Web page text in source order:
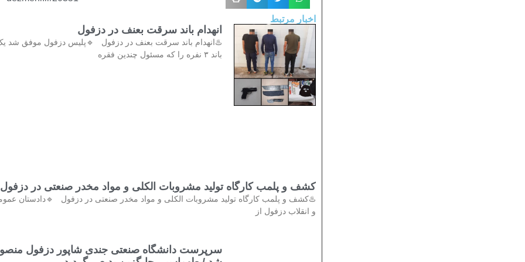
اخبار مرتبط
انهدام باند سرقت بعنف در دزفول
♨️انهدام باند سرقت بعنف در دزفول 🔹پلیس دزفول موفق شد
باند ۳ نفره را که مسئول چندین فقره
کشف و پلمب کارگاه تولید مشروبات الکلی و مواد مخدر صنعتی در دزفول
♨️کشف و پلمب کارگاه تولید مشروبات الکلی و مواد مخدر صنعتی در دزفول 🔹دادستان
و انقلاب دزفول از
سرپرست دانشگاه صنعتی جندی شاپور دزفول